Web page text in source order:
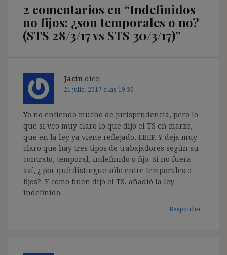
2 comentarios en “Indefinidos
no fijos: ¿son temporales o no?
(STS 28/3/17 vs STS 30/3/17)”
Jacin dice:
21 julio, 2017 a las 19:30
Yo no entiendo mucho de jurisprudencia, pero lo
que si veo muy claro lo que dijo el TS en marzo,
que en la ley ya viene reflejado, EBEP. Y deja muy
claro que hay tres tipos de trabajadores según su
contrato, temporal, indefinido o fijo. Si no fuera
así, ¿ por qué distingue sólo entre temporales o
fijos?. Y como buen dijo el TS, añadió la ley
indefinido.
Responder